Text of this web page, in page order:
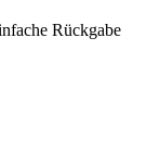
Rückgabe